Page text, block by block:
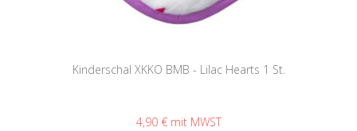
Kinderschal XKKO BMB - Lilac Hearts 1 St.
4,90 €